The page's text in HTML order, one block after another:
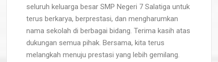
seluruh keluarga besar SMP Negeri 7 Salatiga untuk
terus berkarya, berprestasi, dan mengharumkan
nama sekolah di berbagai bidang. Terima kasih atas
dukungan semua pihak. Bersama, kita terus
melangkah menuju prestasi yang lebih gemilang.